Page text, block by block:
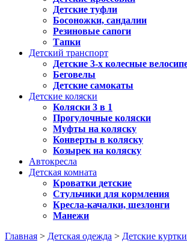
Детские туфли
Босоножки, сандалии
Резиновые сапоги
Тапки
Детский транспорт
Детские 3-х колесные
Беговелы
Детские самокаты
Детские коляски
Коляски 3 в 1
Прогулочные коляски
Муфты на коляску
Конверты в коляску
Козырек на коляску
Автокресла
Детская комната
Кроватки детские
Стульчики для кормления
Кресла-качалки, шезлонги
Манежи
Главная > Детская одежда > Детские куртки